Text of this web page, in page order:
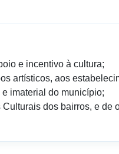
e incentivo à cultura;
artísticos, aos
imaterial do município;
dos bairros, e de